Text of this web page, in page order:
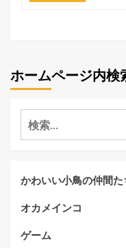
ホームページ内検
検
索:
かわいい小鳥の仲間た
オカメインコ
ゲーム